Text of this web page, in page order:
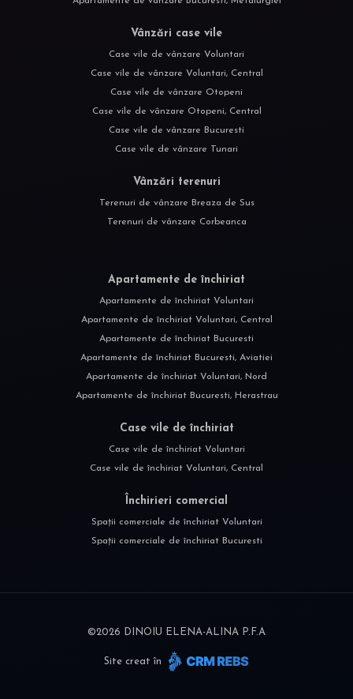
Vânzări case vile
Case vile de vânzare Voluntari
Case vile de vânzare Voluntari, Central
Case vile de vânzare Otopeni
Case vile de vânzare Otopeni, Central
Case vile de vânzare Bucuresti
Case vile de vânzare Tunari
Vânzări terenuri
Terenuri de vânzare Breaza de Sus
Terenuri de vânzare Corbeanca
Apartamente de închiriat
Apartamente de închiriat Voluntari
Apartamente de închiriat Voluntari, Central
Apartamente de închiriat Bucuresti
Apartamente de închiriat Bucuresti, Aviatiei
Apartamente de închiriat Voluntari, Nord
Apartamente de închiriat Bucuresti, Herastrau
Case vile de închiriat
Case vile de închiriat Voluntari
Case vile de închiriat Voluntari, Central
Închirieri comercial
Spații comerciale de închiriat Voluntari
Spații comerciale de închiriat Bucuresti
©2026 DINOIU ELENA-ALINA P.F.A
Site creat în